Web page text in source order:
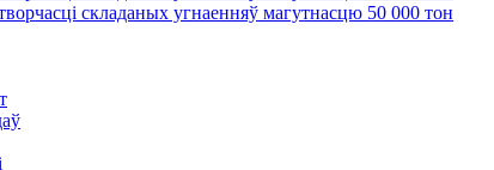
складаных угнаенняў магутнасцю 50 000 тон